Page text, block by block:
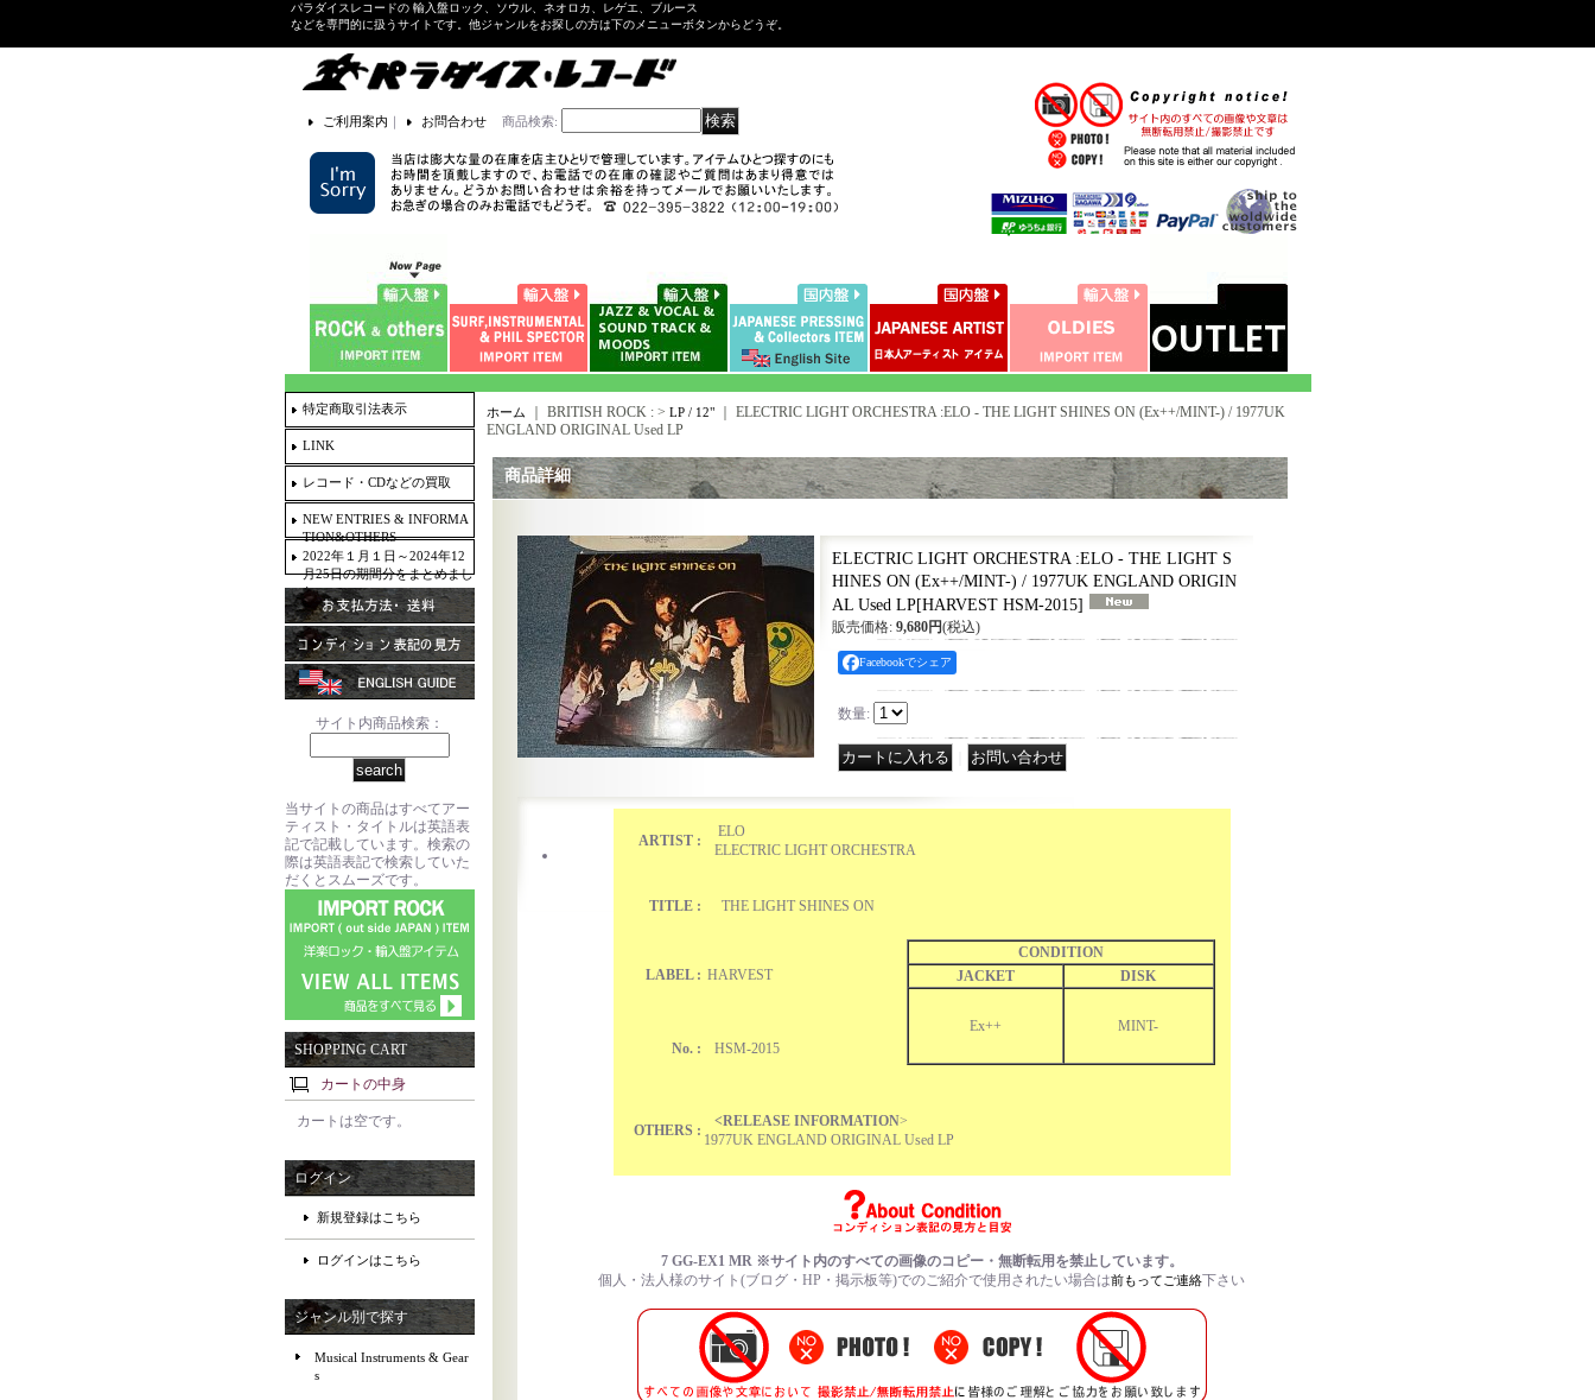
パラダイスレコードの 輸入盤ロック、ソウル、ネオロカ、レゲエ、ブルース
などを専門的に扱うサイトです。他ジャンルをお探しの方は下のメニューボタンからどうぞ。
ご利用案内 ｜ お問合わせ 商品検索:
特定商取引法表示
LINK
レコード・CDなどの買取
NEW ENTRIES & INFORMA
TION&OTHERS
2022年１月１日～2024年12
月25日の期間分をまとめまし
た。
サイト内商品検索：
当サイトの商品はすべてアー
ティスト・タイトルは英語表
記で記載しています。検索の
際は英語表記で検索していた
だくとスムーズです。
SHOPPING CART
カートの中身
カートは空です。
ログイン
新規登録はこちら
ログインはこちら
ジャンル別で探す
Musical Instruments & Gear
s
ホーム ｜ BRITISH ROCK : > LP / 12"｜ ELECTRIC LIGHT ORCHESTRA :ELO - THE LIGHT SHINES ON (Ex++/MINT-) / 1977UK
ENGLAND ORIGINAL Used LP
商品詳細
ELECTRIC LIGHT ORCHESTRA :ELO - THE LIGHT S
HINES ON (Ex++/MINT-) / 1977UK ENGLAND ORIGIN
AL Used LP[HARVEST HSM-2015]
販売価格: 9,680円(税込)
Facebookでシェア
数量:
ARTIST :
ELO
ELECTRIC LIGHT ORCHESTRA
TITLE : THE LIGHT SHINES ON
LABEL : HARVEST
CONDITION
JACKET
DISK
Ex++
MINT-
No. :
HSM-2015
OTHERS :
<RELEASE INFORMATION>
1977UK ENGLAND ORIGINAL Used LP
7 GG-EX1 MR ※サイト内のすべての画像のコピー・無断転用を禁止しています。
個人・法人様のサイト(ブログ・HP・掲示板等)でのご紹介で使用されたい場合は前もってご連絡下さい